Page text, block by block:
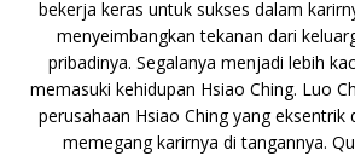
bekerja keras untuk sukses dalam
menyeimbangkan tekanan dari
pribadinya. Segalanya menjadi lebih
memasuki kehidupan Hsiao Ching. Luo
perusahaan Hsiao Ching yang
memegang karirnya di tangannya.